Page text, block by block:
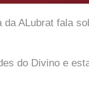
da ALubrat fala
do Divino e